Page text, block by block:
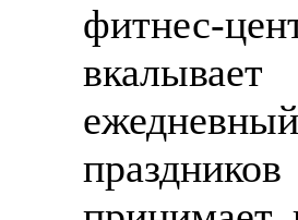
фитнес-